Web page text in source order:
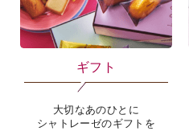
ギフト
大切なあのひとに
シャトレーゼのギフトを